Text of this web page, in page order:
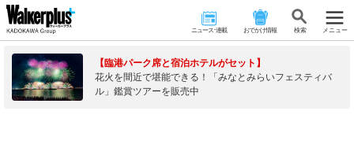
ニュース･連載 おでかけ情報 検 索 メニュー
【臨港パーク席と宿泊ホテルがセット】
花火を間近で堪能できる！「みなとみらいフェスティバ
ル」鑑賞ツアーを販売中